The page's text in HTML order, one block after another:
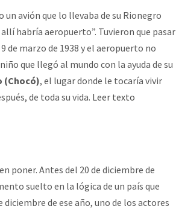
avión que lo llevaba de su Rionegro
habría aeropuerto”. Tuvieron que pasar
de marzo de 1938 y el aeropuerto no
que llegó al mundo con la ayuda de su
(Chocó), el lugar donde le tocaría vivir
de toda su vida. Leer texto
poner. Antes del 20 de diciembre de
suelto en la lógica de un país que
de ese año, uno de los actores